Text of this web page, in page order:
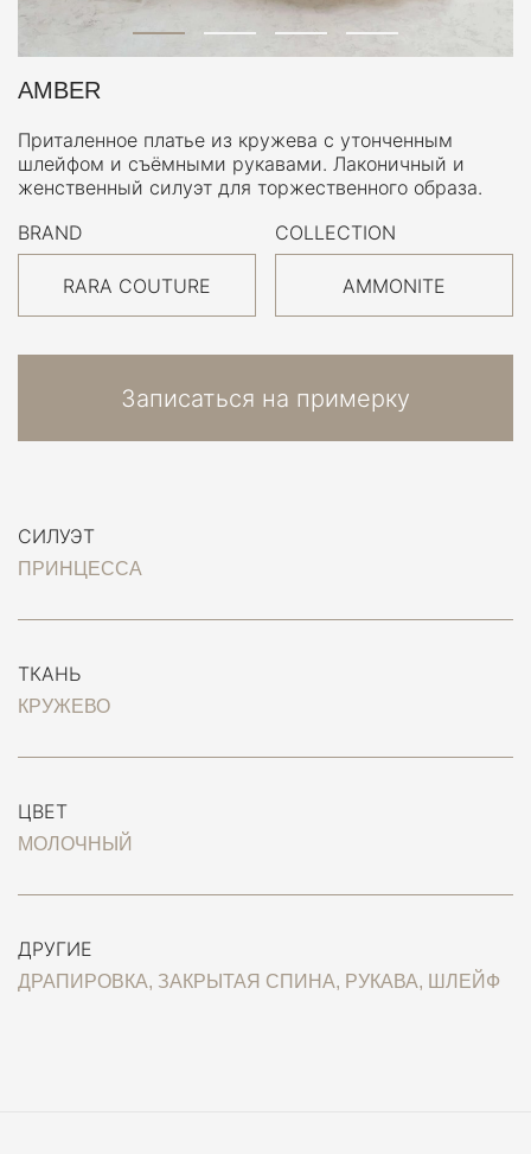
СИЛУЭТ
ПРИНЦЕССА
ТКАНЬ
КРУЖЕВО
ЦВЕТ
МОЛОЧНЫЙ
ДРУГИЕ
ДРАПИРОВКА, ЗАКРЫТАЯ СПИНА, РУКАВА, ШЛЕЙФ
AMBER
Приталенное платье из кружева с утонченным
шлейфом и съёмными рукавами. Лаконичный и
женственный силуэт для торжественного образа.
BRAND
RARA COUTURE
COLLECTION
AMMONITE
Записаться на примерку